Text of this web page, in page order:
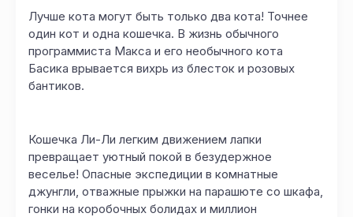
Лучше кота могут быть только два кота! Точнее
один кот и одна кошечка. В жизнь обычного
программиста Макса и его необычного кота
Басика врывается вихрь из блесток и розовых
бантиков.
Кошечка Ли-Ли легким движением лапки
превращает уютный покой в безудержное
веселье! Опасные экспедиции в комнатные
джунгли, отважные прыжки на парашюте со шкафа,
гонки на коробочных болидах и миллион